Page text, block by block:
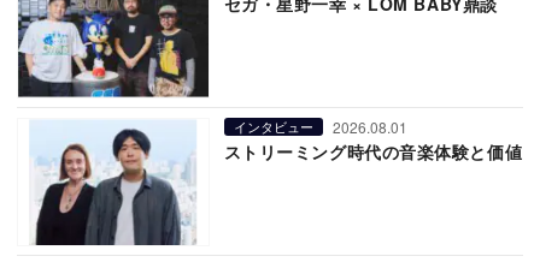
インタビュー 2026.08.01
ストリーミング時代の音楽体験と価値